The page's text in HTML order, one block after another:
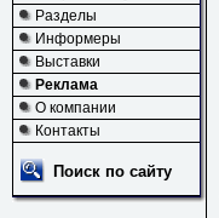
Разделы
Информеры
Выставки
Реклама
О компании
Контакты
Поиск по сайту